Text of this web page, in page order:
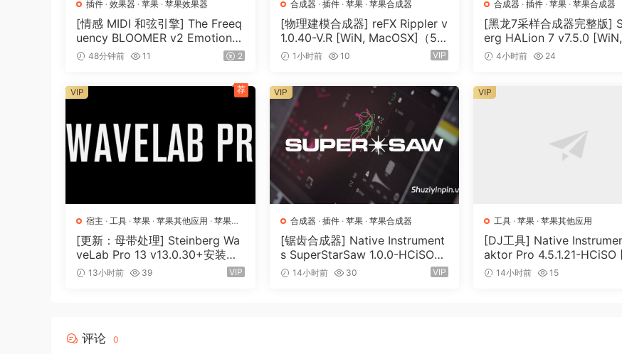
插件 · 效果器 · 苹果 · 苹果效果器
[情感 MIDI 和弦引擎] The Freeq
uency BLOOMER v2 Emotional
Chord Engine [WiN, MacOSX]
48分钟前 11 2
合成器· 插件· 苹果· 苹果合成器
[物理建模合成器] reFX Rippler v
1.0.40-V.R [WiN, MacOSX]（55
MB）
1小时前 10 VIP
合成器 ·插件 ·苹果 ·苹果合成器
[黑龙7采样合成器完整版]
erg HALion 7 v7.5.0
OSX]（673.3MB+920
4小时前 24
宿主 · 工具 · 苹果 · 苹果其他应用 · 苹果宿
主
[更新：母带处理] Steinberg Wa
veLab Pro 13 v13.0.30+安装方
法 [WiN, MacOSX]（285.6MB
13小时前 39 VIP
VIP 荐
合成器· 插件· 苹果· 苹果合成器
[锯齿合成器] Native Instrument
s SuperStarSaw 1.0.0-HCiSO
[MacOSX]（182.43MB）
14小时前 30 VIP
VIP
工具 ·苹果 ·苹果其他应用
[DJ工具] Native
aktor Pro 4.5.1.21-HCiSO
OSX]（402.83MB）
14小时前 15
VIP
评论 0